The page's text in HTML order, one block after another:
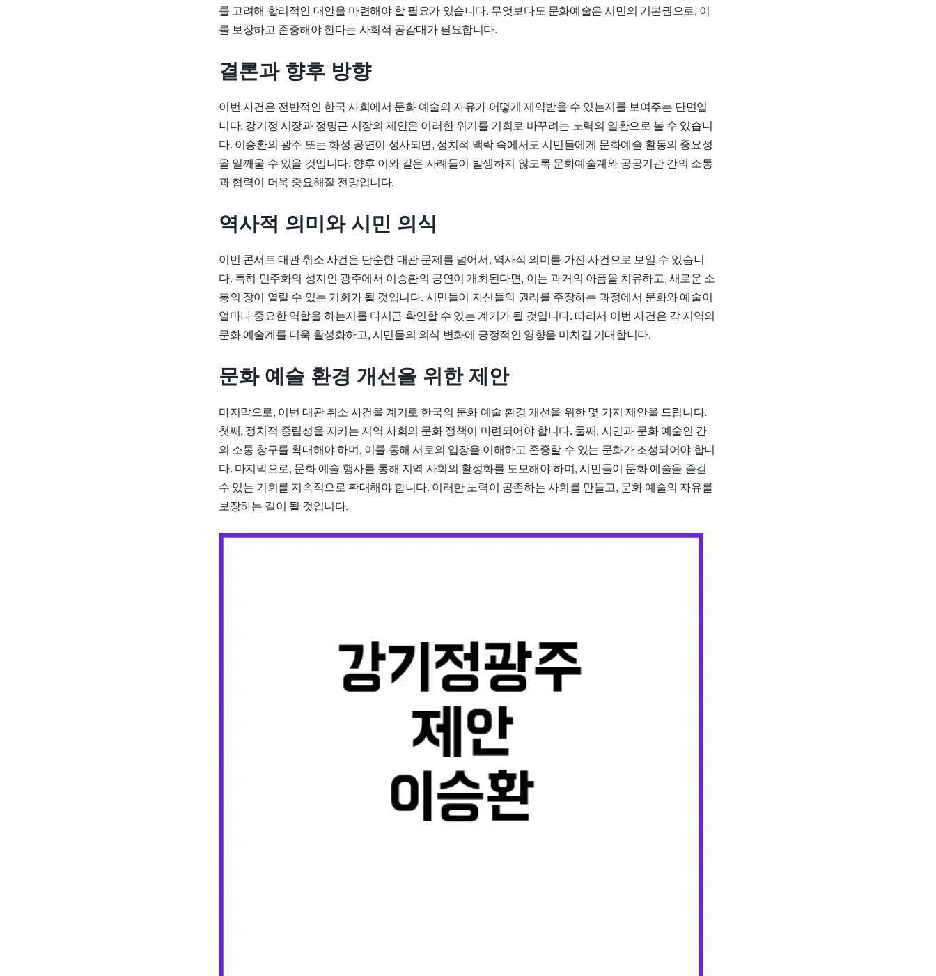
를 고려해 합리적인 대안을 마련해야 할 필요가 있습니다. 무엇보다도 문화예술은 시민의 기본권으로, 이
를 보장하고 존중해야 한다는 사회적 공감대가 필요합니다.
결론과 향후 방향
이번 사건은 전반적인 한국 사회에서 문화 예술의 자유가 어떻게 제약받을 수 있는지를 보여주는 단면입
니다. 강기정 시장과 정명근 시장의 제안은 이러한 위기를 기회로 바꾸려는 노력의 일환으로 볼 수 있습니
다. 이승환의 광주 또는 화성 공연이 성사되면, 정치적 맥락 속에서도 시민들에게 문화예술 활동의 중요성
을 일깨울 수 있을 것입니다. 향후 이와 같은 사례들이 발생하지 않도록 문화예술계와 공공기관 간의 소통
과 협력이 더욱 중요해질 전망입니다.
역사적 의미와 시민 의식
이번 콘서트 대관 취소 사건은 단순한 대관 문제를 넘어서, 역사적 의미를 가진 사건으로 보일 수 있습니
다. 특히 민주화의 성지인 광주에서 이승환의 공연이 개최된다면, 이는 과거의 아픔을 치유하고, 새로운 소
통의 장이 열릴 수 있는 기회가 될 것입니다. 시민들이 자신들의 권리를 주장하는 과정에서 문화와 예술이
얼마나 중요한 역할을 하는지를 다시금 확인할 수 있는 계기가 될 것입니다. 따라서 이번 사건은 각 지역의
문화 예술계를 더욱 활성화하고, 시민들의 의식 변화에 긍정적인 영향을 미치길 기대합니다.
문화 예술 환경 개선을 위한 제안
마지막으로, 이번 대관 취소 사건을 계기로 한국의 문화 예술 환경 개선을 위한 몇 가지 제안을 드립니다.
첫째, 정치적 중립성을 지키는 지역 사회의 문화 정책이 마련되어야 합니다. 둘째, 시민과 문화 예술인 간
의 소통 창구를 확대해야 하며, 이를 통해 서로의 입장을 이해하고 존중할 수 있는 문화가 조성되어야 합니
다. 마지막으로, 문화 예술 행사를 통해 지역 사회의 활성화를 도모해야 하며, 시민들이 문화 예술을 즐길
수 있는 기회를 지속적으로 확대해야 합니다. 이러한 노력이 공존하는 사회를 만들고, 문화 예술의 자유를
보장하는 길이 될 것입니다.